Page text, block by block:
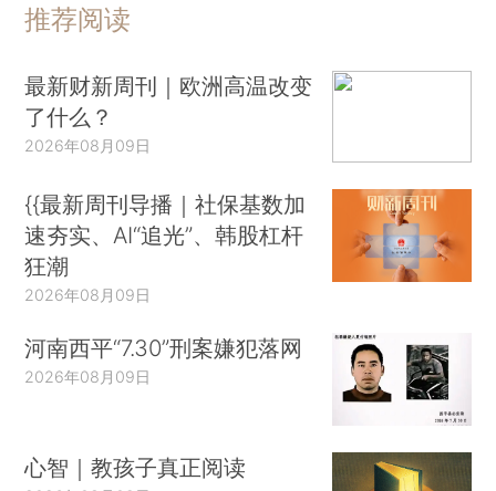
推荐阅读
最新财新周刊｜欧洲高温改变
了什么？
2026年08月09日
{{最新周刊导播｜社保基数加
速夯实、AI“追光”、韩股杠杆
狂潮
2026年08月09日
河南西平“7.30”刑案嫌犯落网
2026年08月09日
心智｜教孩子真正阅读